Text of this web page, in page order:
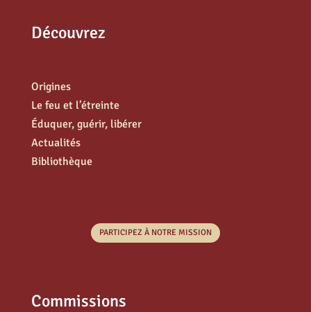
Découvrez
Origines
Le feu et l’étreinte
Éduquer, guérir, libérer
Actualités
Bibliothèque
PARTICIPEZ À NOTRE MISSION
Commissions